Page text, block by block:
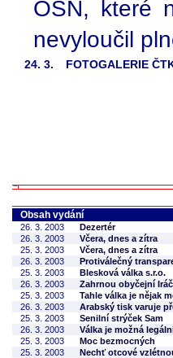
OSN, které
nevyloučil
24. 3. FOTOGALERIE
Obsah vydání
26. 3. 2003
Dezertér
26. 3. 2003
Včera, dnes a zítra
25. 3. 2003
Včera, dnes a zítra
26. 3. 2003
Protiválečný
25. 3. 2003
Blesková válka s.r.o.
26. 3. 2003
Zahrnou obyčejní
25. 3. 2003
Tahle válka je nějak
26. 3. 2003
Arabský tisk varuje
25. 3. 2003
Senilní strýček Sam
26. 3. 2003
Válka je možná
25. 3. 2003
Moc bezmocných
25. 3. 2003
Nechť otcové